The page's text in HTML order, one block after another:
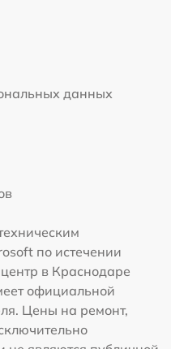
данных
по истечении
в Краснодаре
официальной
Цены на ремонт,